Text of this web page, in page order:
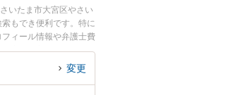
いたま市大宮区やさい
もでき便利です。特に
ィール情報や弁護士費
実績豊富な近くの弁護
変更